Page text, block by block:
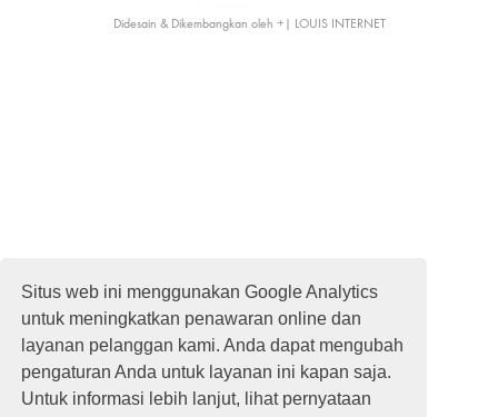
Situs web ini menggunakan Google Analytics
untuk meningkatkan penawaran online dan
layanan pelanggan kami. Anda dapat mengubah
pengaturan Anda untuk layanan ini kapan saja.
Untuk informasi lebih lanjut, lihat pernyataan
Didesain & Dikembangkan oleh +| LOUIS INTERNET